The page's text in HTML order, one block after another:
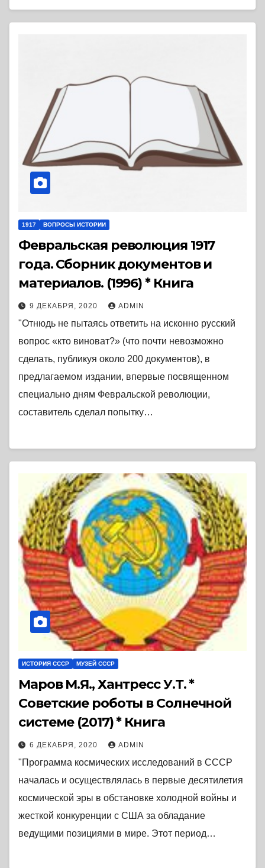
1917 ВОПРОСЫ ИСТОРИИ
Февральская революция 1917
года. Сборник документов и
материалов. (1996) * Книга
9 ДЕКАБРЯ, 2020 ADMIN
"Отнюдь не пытаясь ответить на исконно русский
вопрос «кто виноват?» (что почти невозможно
сделать, публикуя около 200 документов), в
предлагаемом издании, впервые посвященном
специально дням Февральской революции,
составитель сделал попытку…
ИСТОРИЯ СССР МУЗЕЙ СССР
Маров М.Я., Хантресс У.Т. *
Советские роботы в Солнечной
системе (2017) * Книга
6 ДЕКАБРЯ, 2020 ADMIN
"Программа космических исследований в СССР
началась и осуществлялась в первые десятилетия
космической эры в обстановке холодной войны и
жесткой конкуренции с США за обладание
ведущими позициями в мире. Этот период…